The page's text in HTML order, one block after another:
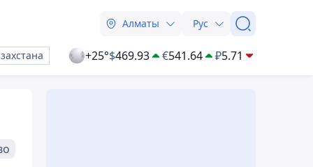
Алматы Рус
+25°$469.93 €541.64 ₽5.71